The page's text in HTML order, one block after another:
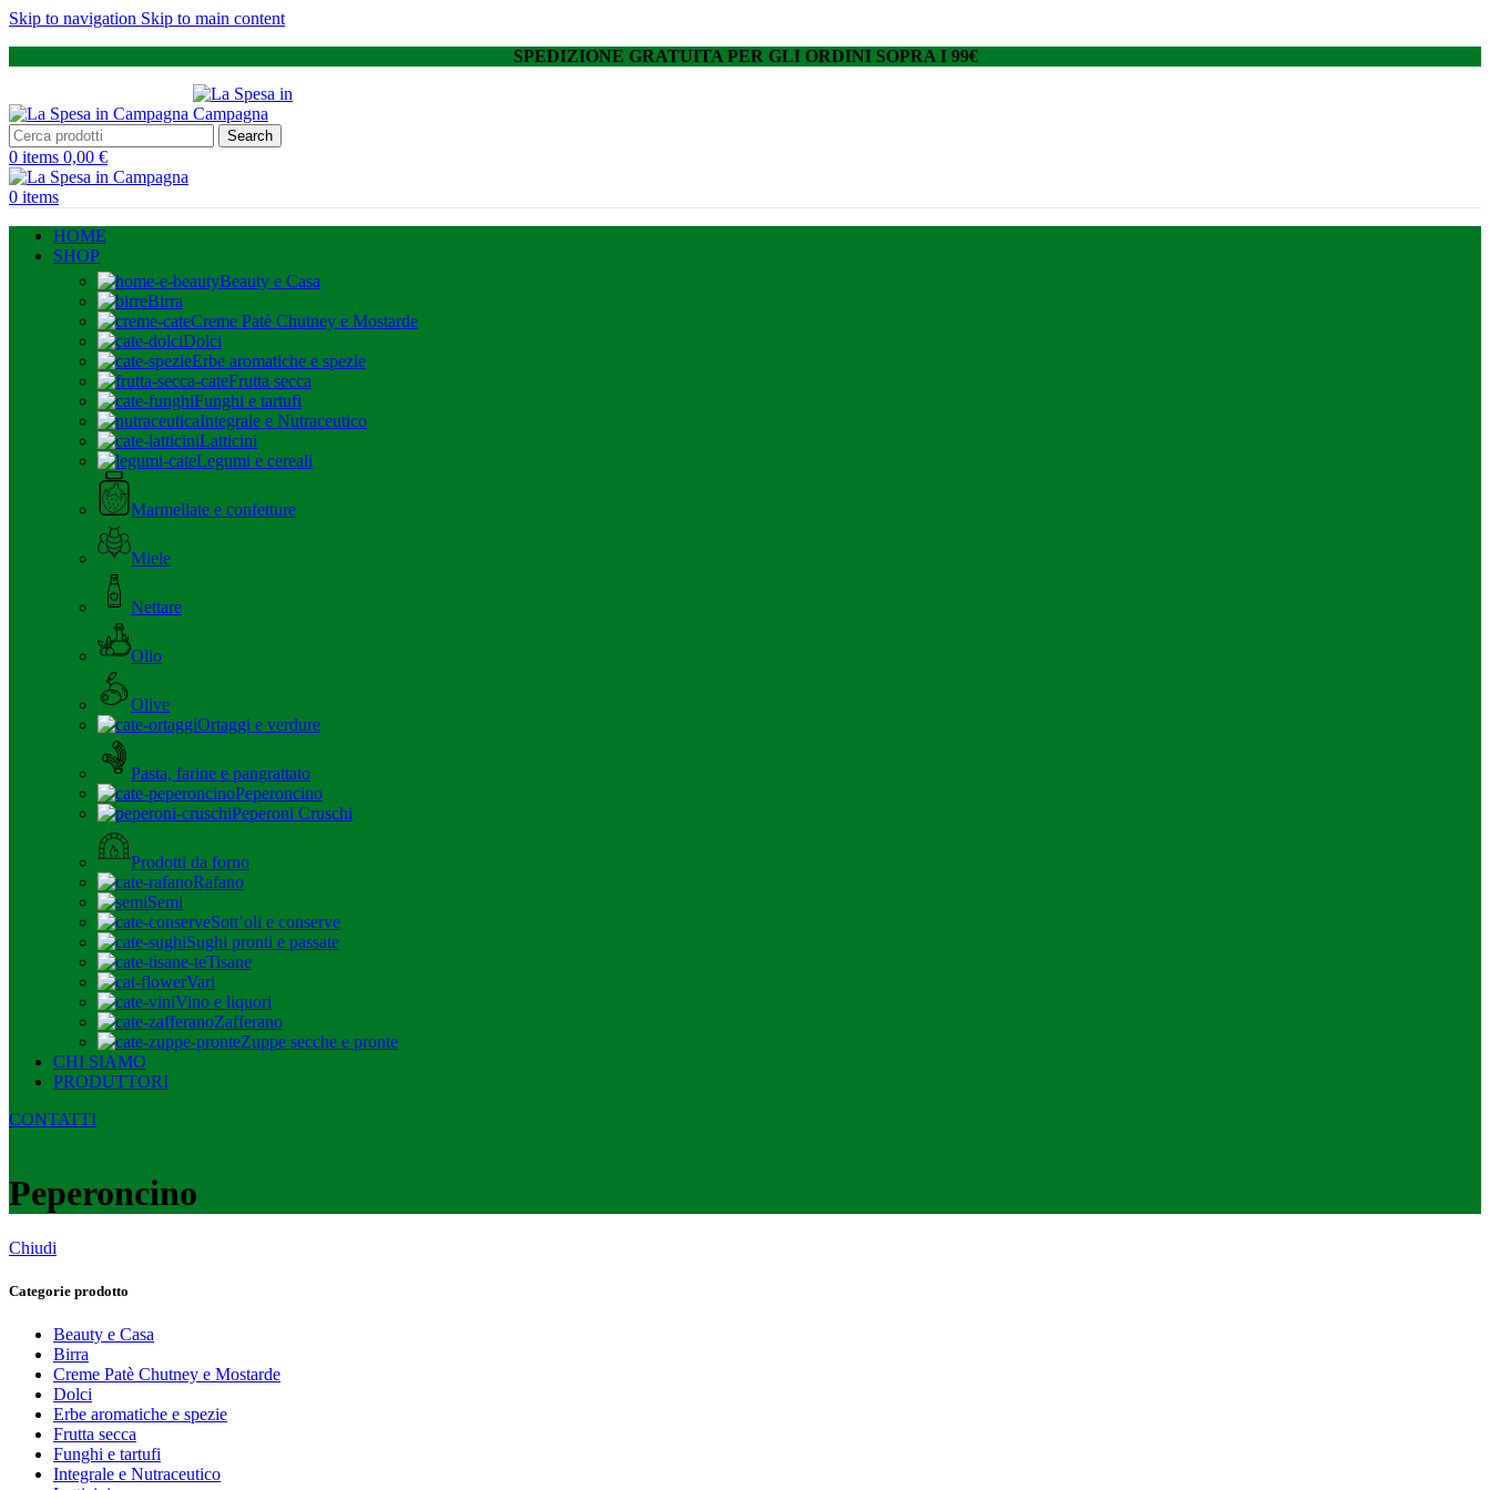
Skip to navigation Skip to main content
SPEDIZIONE GRATUITA PER GLI ORDINI SOPRA I 99€
Search
0 items 0,00 €
0 items
HOME
SHOP
Beauty e Casa
Birra
Creme Patè Chutney e Mostarde
Dolci
Erbe aromatiche e spezie
Frutta secca
Funghi e tartufi
Integrale e Nutraceutico
Latticini
Legumi e cereali
Marmellate e confetture
Miele
Nettare
Olio
Olive
Ortaggi e verdure
Pasta, farine e pangrattato
Peperoncino
Peperoni Cruschi
Prodotti da forno
Rafano
Semi
Sott’oli e conserve
Sughi pronti e passate
Tisane
Vari
Vino e liquori
Zafferano
Zuppe secche e pronte
CHI SIAMO
PRODUTTORI
CONTATTI
Peperoncino
Chiudi
Categorie prodotto
Beauty e Casa
Birra
Creme Patè Chutney e Mostarde
Dolci
Erbe aromatiche e spezie
Frutta secca
Funghi e tartufi
Integrale e Nutraceutico